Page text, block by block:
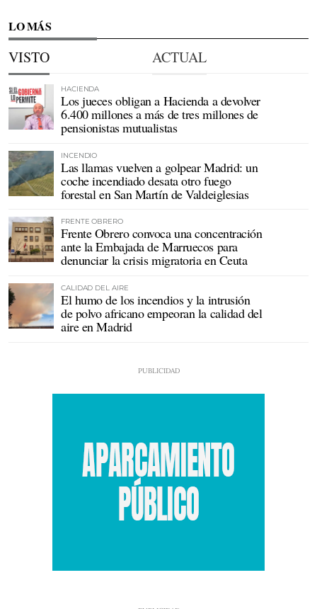
LO MÁS
VISTO ACTUAL
HACIENDA
Los jueces obligan a Hacienda a devolver
6.400 millones a más de tres millones de
pensionistas mutualistas
INCENDIO
Las llamas vuelven a golpear Madrid: un
coche incendiado desata otro fuego
forestal en San Martín de Valdeiglesias
FRENTE OBRERO
Frente Obrero convoca una concentración
ante la Embajada de Marruecos para
denunciar la crisis migratoria en Ceuta
CALIDAD DEL AIRE
El humo de los incendios y la intrusión
de polvo africano empeoran la calidad del
aire en Madrid